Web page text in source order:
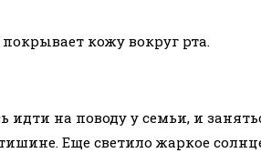
кожу вокруг рта.
на поводу у семьи, и
Еще светило жаркое